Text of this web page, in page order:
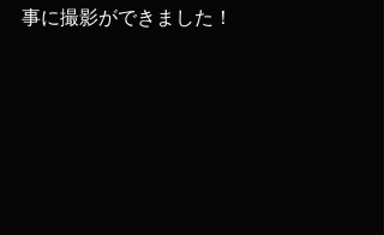
事に撮影ができました！